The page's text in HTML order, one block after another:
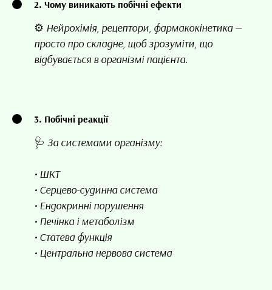
2. Чому виникають побічні ефекти
⚙️ Нейрохімія, рецептори, фармакокінетика —
просто про складне, щоб зрозуміти, що
відбувається в організмі пацієнта.
3. Побічні реакції
🩺 За системами організму:
• ШКТ
• Серцево-судинна система
• Ендокринні порушення
• Печінка і метаболізм
• Статева функція
• Центральна нервова система